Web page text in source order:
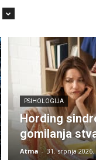
PSIHOLOGIJA
Hording
gomilanja
Atma - 31. srpnja 2026.